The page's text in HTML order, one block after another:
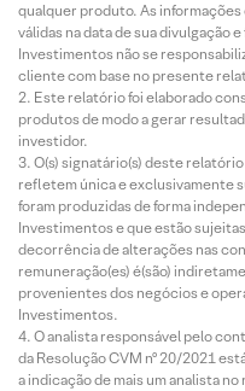
qualquer produto. As
válidas na data de sua divulgação
Investimentos não se
cliente com base no presente
Este relatório foi elaborado
produtos de modo a gerar
investidor.
O(s) signatário(s) deste
refletem única e exclusivamente
foram produzidas de forma
Investimentos e que estão
decorrência de alterações nas
remuneração(es) é(são)
provenientes dos negócios e
Investimentos.
O analista responsável pelo
da Resolução CVM nº 20/2021
a indicação de mais um analista